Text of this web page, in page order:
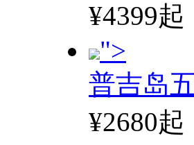
¥4399起
">
普吉岛
¥2680起